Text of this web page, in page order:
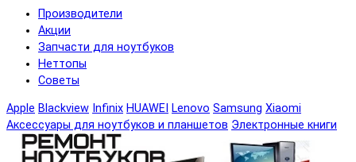
Производители
Акции
Запчасти для ноутбуков
Неттопы
Советы
Apple Blackview Infinix HUAWEI Lenovo Samsung Xiaomi
Аксессуары для ноутбуков и планшетов Электронные книги